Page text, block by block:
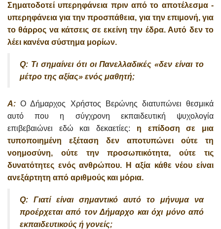
Σηματοδοτεί υπερηφάνεια πριν από το αποτέλεσμα -
υπερηφάνεια για την προσπάθεια, για την επιμονή, για
το θάρρος να κάτσεις σε εκείνη την έδρα. Αυτό δεν το
λέει κανένα σύστημα μορίων.
Q: Τι σημαίνει ότι οι Πανελλαδικές «δεν είναι το
μέτρο της αξίας» ενός μαθητή;
A: Ο Δήμαρχος Χρήστος Βερώνης διατυπώνει θεσμικά
αυτό που η σύγχρονη εκπαιδευτική ψυχολογία
επιβεβαιώνει εδώ και δεκαετίες: η επίδοση σε μια
τυποποιημένη εξέταση δεν αποτυπώνει ούτε τη
νοημοσύνη, ούτε την προσωπικότητα, ούτε τις
δυνατότητες ενός ανθρώπου. Η αξία κάθε νέου είναι
ανεξάρτητη από αριθμούς και μόρια.
Q: Γιατί είναι σημαντικό αυτό το μήνυμα να
προέρχεται από τον Δήμαρχο και όχι μόνο από
εκπαιδευτικούς ή γονείς;